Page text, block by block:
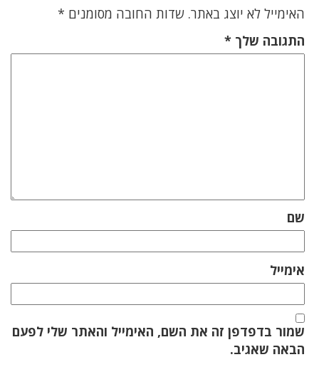
האימייל לא יוצג באתר. שדות החובה מסומנים *
התגובה שלך *
שם
אימייל
שמור בדפדפן זה את השם, האימייל והאתר שלי לפעם
הבאה שאגיב.